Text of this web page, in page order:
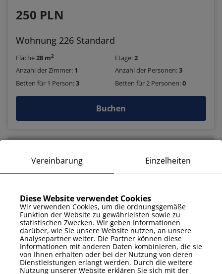
250 PLN
Wohnung 226 Standard
Fläche28 m2 Etage:2
Anzahl der Zimmer: 1 Anzahl der Personen:3
Betten für 1 Person:3 Betten für 2 Personen:0
Buchen
Vereinbarung Einzelheiten
Diese Website verwendet Cookies
Wir verwenden Cookies, um die ordnungsgemäße
Funktion der Website zu gewährleisten sowie zu
statistischen Zwecken. Wir geben Informationen
darüber, wie Sie unsere Website nutzen, an unsere
Analysepartner weiter. Die Partner können diese
Informationen mit anderen Daten kombinieren, die sie
von Ihnen erhalten oder bei der Nutzung von deren
Dienstleistungen erlangt werden. Durch die weitere
Nutzung unserer Website erklären Sie sich mit der